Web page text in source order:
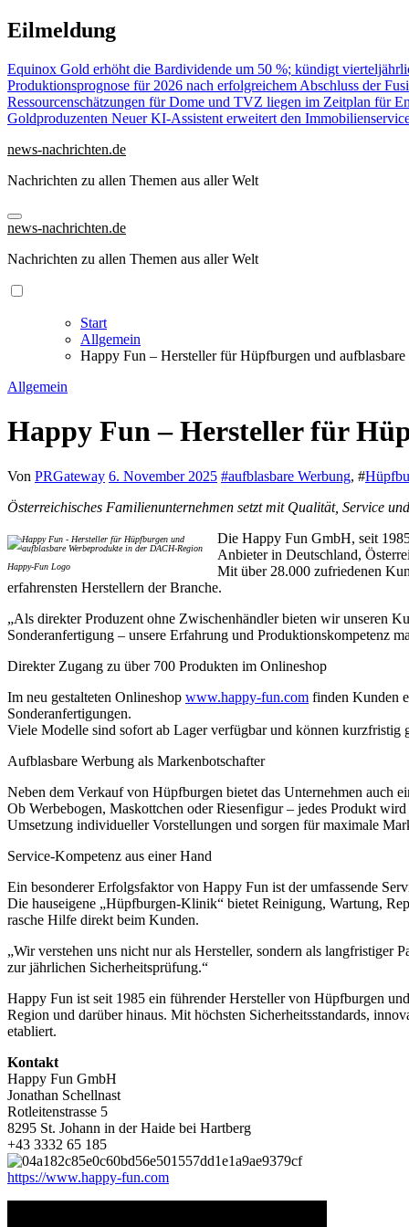
Zu
Inhalten
Eilmeldung
Equinox Gold erhöht die Bardividende um 50 %; kündigt
Produktionsprognose für 2026 nach erfolgreichem Abschluss der
Ressourcenschätzungen für Dome und TVZ liegen im Zeitplan für
Goldproduzenten Neuer KI-Assistent erweitert den
news-nachrichten.de
Nachrichten zu allen Themen aus aller Welt
news-nachrichten.de
Nachrichten zu allen Themen aus aller Welt
Start
Allgemein
Happy Fun – Hersteller für Hüpfburgen und
Allgemein
Happy Fun – Hersteller für
Von PRGateway 6. November 2025 #aufblasbare Werbung, #
Österreichisches Familienunternehmen setzt mit Qualität, Service
Happy-Fun Logo
Die Happy Fun GmbH, seit
Anbieter in Deutschland,
Mit über 28.000 zufriedenen
erfahrensten Herstellern der Branche.
„Als direkter Produzent ohne Zwischenhändler bieten wir unseren
Sonderanfertigung – unsere Erfahrung und Produktionskompetenz
Direkter Zugang zu über 700 Produkten im Onlineshop
Im neu gestalteten Onlineshop www.happy-fun.com finden Kunden
Sonderanfertigungen.
Viele Modelle sind sofort ab Lager verfügbar und können kurzfristig
Aufblasbare Werbung als Markenbotschafter
Neben dem Verkauf von Hüpfburgen bietet das Unternehmen auch
Ob Werbebogen, Maskottchen oder Riesenfigur – jedes Produkt
Umsetzung individueller Vorstellungen und sorgen für maximale
Service-Kompetenz aus einer Hand
Ein besonderer Erfolgsfaktor von Happy Fun ist der umfassende
Die hauseigene „Hüpfburgen-Klinik“ bietet Reinigung, Wartung,
rasche Hilfe direkt beim Kunden.
„Wir verstehen uns nicht nur als Hersteller, sondern als langfristiger
zur jährlichen Sicherheitsprüfung.“
Happy Fun ist seit 1985 ein führender Hersteller von Hüpfburgen
Region und darüber hinaus. Mit höchsten Sicherheitsstandards,
etabliert.
Kontakt
Happy Fun GmbH
Jonathan Schellnast
Rotleitenstrasse 5
8295 St. Johann in der Haide bei Hartberg
+43 3332 65 185
https://www.happy-fun.com